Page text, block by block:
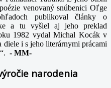
venovaný snúbenici Oľge
publikoval články o
a tu vyšiel aj jeho preklad
1982 vydal Michal Kocák v
i s jeho literárnymi prácami
“. - MM-
narodenia